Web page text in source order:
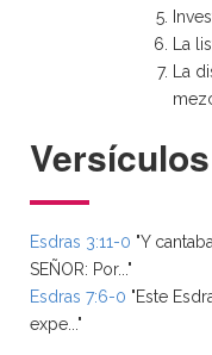
La
La
Esdras 3:11-0 "Y
SEÑOR: Por..."
Esdras 7:6-0 "Este
expe..."